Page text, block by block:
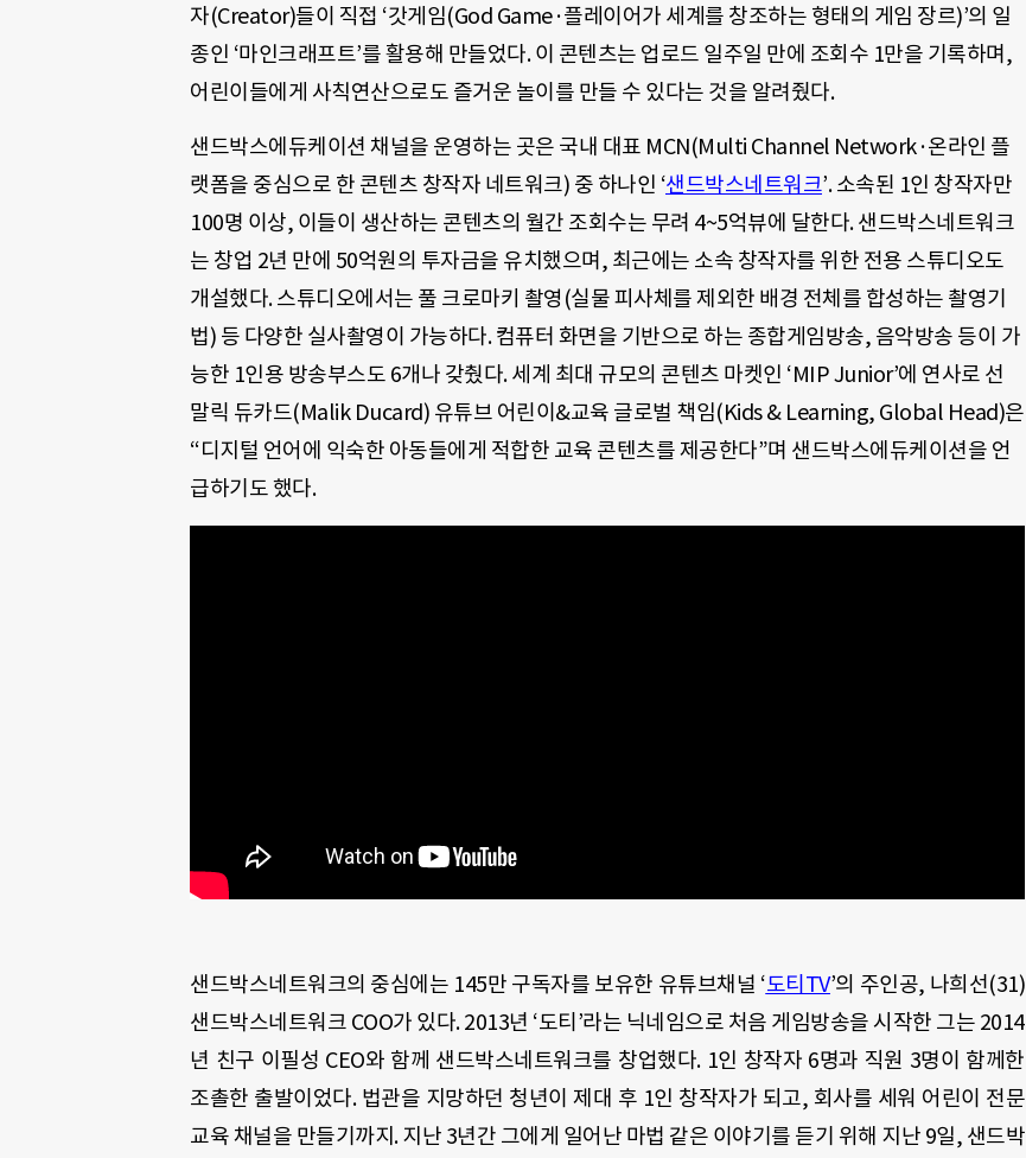
자(Creator)들이 직접 ‘갓게임(God Game·플레이어가 세계를 창조하는 형태의 게임 장르)’의 일
종인 ‘마인크래프트’를 활용해 만들었다. 이 콘텐츠는 업로드 일주일 만에 조회수 1만을 기록하며,
어린이들에게 사칙연산으로도 즐거운 놀이를 만들 수 있다는 것을 알려줬다.
샌드박스에듀케이션 채널을 운영하는 곳은 국내 대표 MCN(Multi Channel Network·온라인 플
랫폼을 중심으로 한 콘텐츠 창작자 네트워크) 중 하나인 ‘샌드박스네트워크’. 소속된 1인 창작자만
100명 이상, 이들이 생산하는 콘텐츠의 월간 조회수는 무려 4~5억뷰에 달한다. 샌드박스네트워크
는 창업 2년 만에 50억원의 투자금을 유치했으며, 최근에는 소속 창작자를 위한 전용 스튜디오도
개설했다. 스튜디오에서는 풀 크로마키 촬영(실물 피사체를 제외한 배경 전체를 합성하는 촬영기
법) 등 다양한 실사촬영이 가능하다. 컴퓨터 화면을 기반으로 하는 종합게임방송, 음악방송 등이 가
능한 1인용 방송부스도 6개나 갖췄다. 세계 최대 규모의 콘텐츠 마켓인 ‘MIP Junior’에 연사로 선
말릭 듀카드(Malik Ducard) 유튜브 어린이&교육 글로벌 책임(Kids & Learning, Global Head)은
“디지털 언어에 익숙한 아동들에게 적합한 교육 콘텐츠를 제공한다”며 샌드박스에듀케이션을 언
급하기도 했다.
샌드박스네트워크의 중심에는 145만 구독자를 보유한 유튜브채널 ‘도티TV’의 주인공, 나희선(31)
샌드박스네트워크 COO가 있다. 2013년 ‘도티’라는 닉네임으로 처음 게임방송을 시작한 그는 2014
년 친구 이필성 CEO와 함께 샌드박스네트워크를 창업했다. 1인 창작자 6명과 직원 3명이 함께한
조촐한 출발이었다. 법관을 지망하던 청년이 제대 후 1인 창작자가 되고, 회사를 세워 어린이 전문
교육 채널을 만들기까지. 지난 3년간 그에게 일어난 마법 같은 이야기를 듣기 위해 지난 9일, 샌드박